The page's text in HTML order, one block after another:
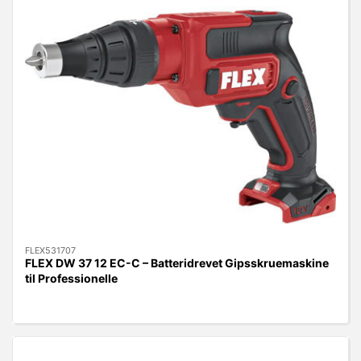
FLEX531707
FLEX DW 37 12 EC-C – Batteridrevet Gipsskruemaskine
til Professionelle